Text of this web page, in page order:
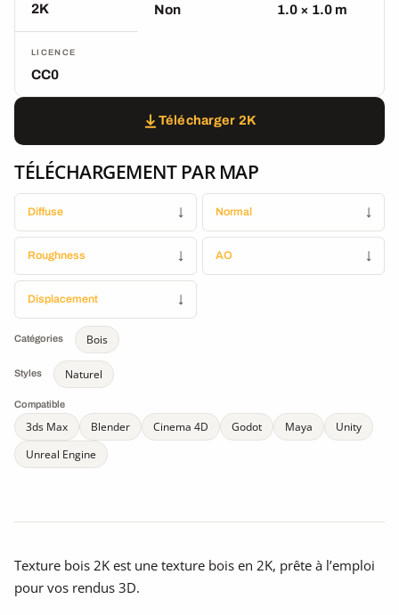
2K Non 1.0 × 1.0 m
LICENCE
CC0
Télécharger 2K
TÉLÉCHARGEMENT PAR MAP
Diffuse ↓ Normal ↓
Roughness ↓ AO ↓
Displacement ↓
Catégories Bois
Styles Naturel
Compatible
3ds Max Blender Cinema 4D Godot Maya
Unity
Unreal Engine
Texture bois 2K est une texture bois en 2K, prête à l’emploi
pour vos rendus 3D.